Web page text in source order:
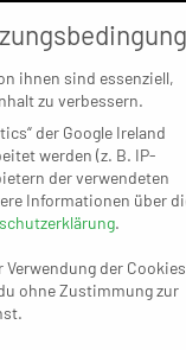
ihnen sind essenziell,
zu verbessern.
der Google Ireland
werden (z. B. IP-
der verwendeten
Informationen über
.
der Cookies
ohne Zustimmung zur